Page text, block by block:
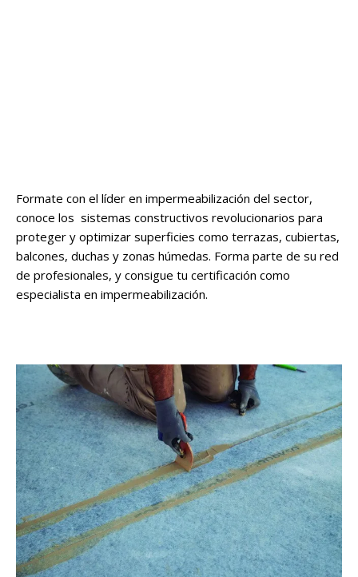
Formate con el líder en impermeabilización del sector,
conoce los sistemas constructivos revolucionarios para
proteger y optimizar superficies como terrazas, cubiertas,
balcones, duchas y zonas húmedas. Forma parte de su red
de profesionales, y consigue tu certificación como
especialista en impermeabilización.